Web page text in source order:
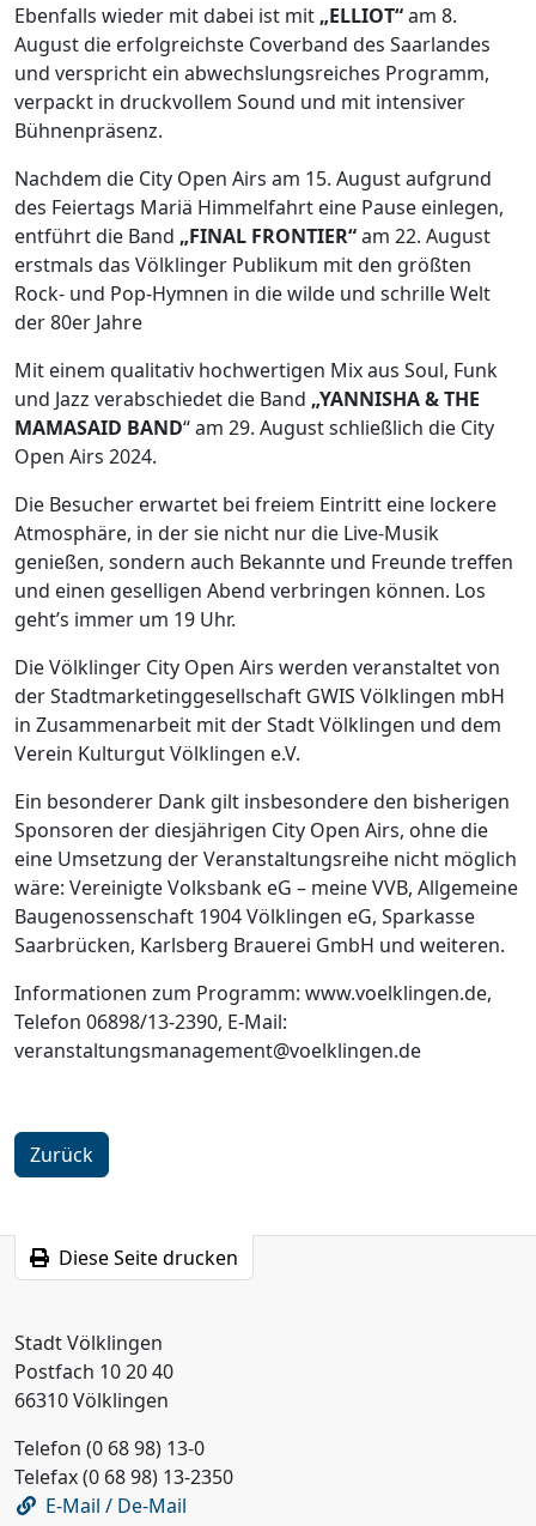
Ebenfalls wieder mit dabei ist mit „ELLIOT“am 8.
August die erfolgreichste Coverband des Saarlandes
und verspricht ein abwechslungsreiches Programm,
verpackt in druckvollem Sound und mit intensiver
Bühnenpräsenz.
Nachdem die City Open Airs am 15. August aufgrund
des Feiertags Mariä Himmelfahrt eine Pause einlegen,
entführt die Band „FINAL FRONTIER“am 22. August
erstmals das Völklinger Publikum mit den größten
Rock- und Pop-Hymnen in die wilde und schrille Welt
der 80er Jahre
Mit einem qualitativ hochwertigen Mix aus Soul, Funk
und Jazz verabschiedet die Band „YANNISHA & THE
MAMASAID BAND“ am 29. August schließlich die City
Open Airs 2024.
Die Besucher erwartet bei freiem Eintritt eine lockere
Atmosphäre, in der sie nicht nur die Live-Musik
genießen, sondern auch Bekannte und Freunde treffen
und einen geselligen Abend verbringen können. Los
geht’s immer um 19 Uhr.
Die Völklinger City Open Airs werden veranstaltet von
der Stadtmarketinggesellschaft GWIS Völklingen mbH
in Zusammenarbeit mit der Stadt Völklingen und dem
Verein Kulturgut Völklingen e.V.
Ein besonderer Dank gilt insbesondere den bisherigen
Sponsoren der diesjährigen City Open Airs, ohne die
eine Umsetzung der Veranstaltungsreihe nicht möglich
wäre: Vereinigte Volksbank eG – meine VVB, Allgemeine
Baugenossenschaft 1904 Völklingen eG, Sparkasse
Saarbrücken, Karlsberg Brauerei GmbH und weiteren.
Informationen zum Programm: www.voelklingen.de,
Telefon 06898/13-2390, E-Mail:
veranstaltungsmanagement@voelklingen.de
Zurück
Diese Seite drucken
Stadt Völklingen
Postfach 10 20 40
66310 Völklingen
Telefon (0 68 98) 13-0
Telefax (0 68 98) 13-2350
E-Mail / De-Mail